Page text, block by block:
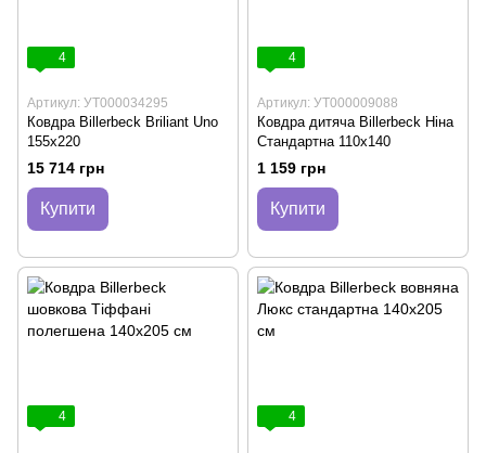
4
Артикул: УТ000034295
Ковдра Billerbeck Briliant Uno
155х220
15 714 грн
Купити
4
Артикул: УТ000009088
Ковдра дитяча Billerbeck Ніна
Стандартна 110х140
1 159 грн
Купити
4 4